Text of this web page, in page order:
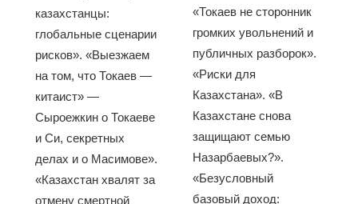
казахстанцы:
глобальные сценарии
рисков». «Выезжаем
на том, что Токаев —
китаист» —
Сыроежкин о Токаеве
и Си, секретных
делах и о Масимове».
«Казахстан хвалят за
отмену смертной
«Токаев не сторонник
громких увольнений и
публичных разборок».
«Риски для
Казахстана». «В
Казахстане снова
защищают семью
Назарбаевых?».
«Безусловный
базовый доход: